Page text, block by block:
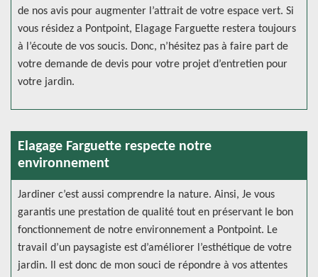
de nos avis pour augmenter l’attrait de votre espace vert. Si
vous résidez a Pontpoint, Elagage Farguette restera toujours
à l’écoute de vos soucis. Donc, n’hésitez pas à faire part de
votre demande de devis pour votre projet d’entretien pour
votre jardin.
Elagage Farguette respecte notre
environnement
Jardiner c’est aussi comprendre la nature. Ainsi, Je vous
garantis une prestation de qualité tout en préservant le bon
fonctionnement de notre environnement a Pontpoint. Le
travail d’un paysagiste est d’améliorer l’esthétique de votre
jardin. Il est donc de mon souci de répondre à vos attentes